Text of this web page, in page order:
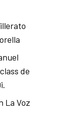
de
La Voz